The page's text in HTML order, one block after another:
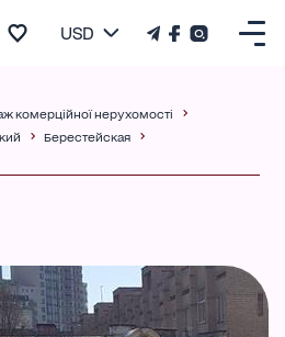
USD
комерційної нерухомості
Берестейская